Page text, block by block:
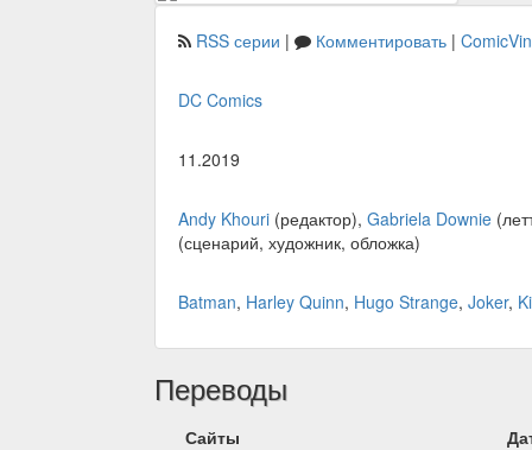
RSS серии | Комментировать |
DC Comics
11.2019
Andy Khouri (редактор), Gabriela Downie
(сценарий, художник, обложка)
Batman, Harley Quinn, Hugo Strange, Joker,
Переводы
Сайты